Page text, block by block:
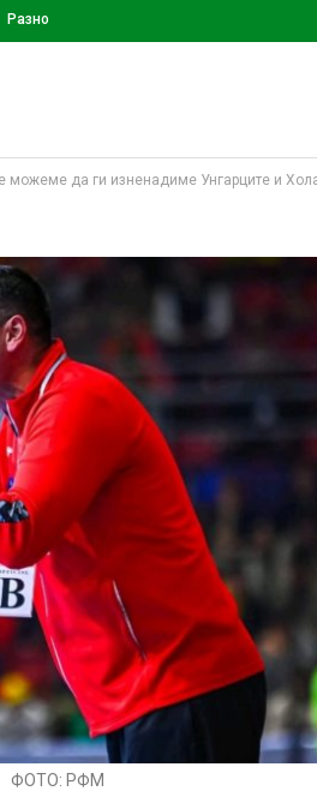
Разно
можеме да ги изненадиме Унгарците и
ФОТО: РФМ